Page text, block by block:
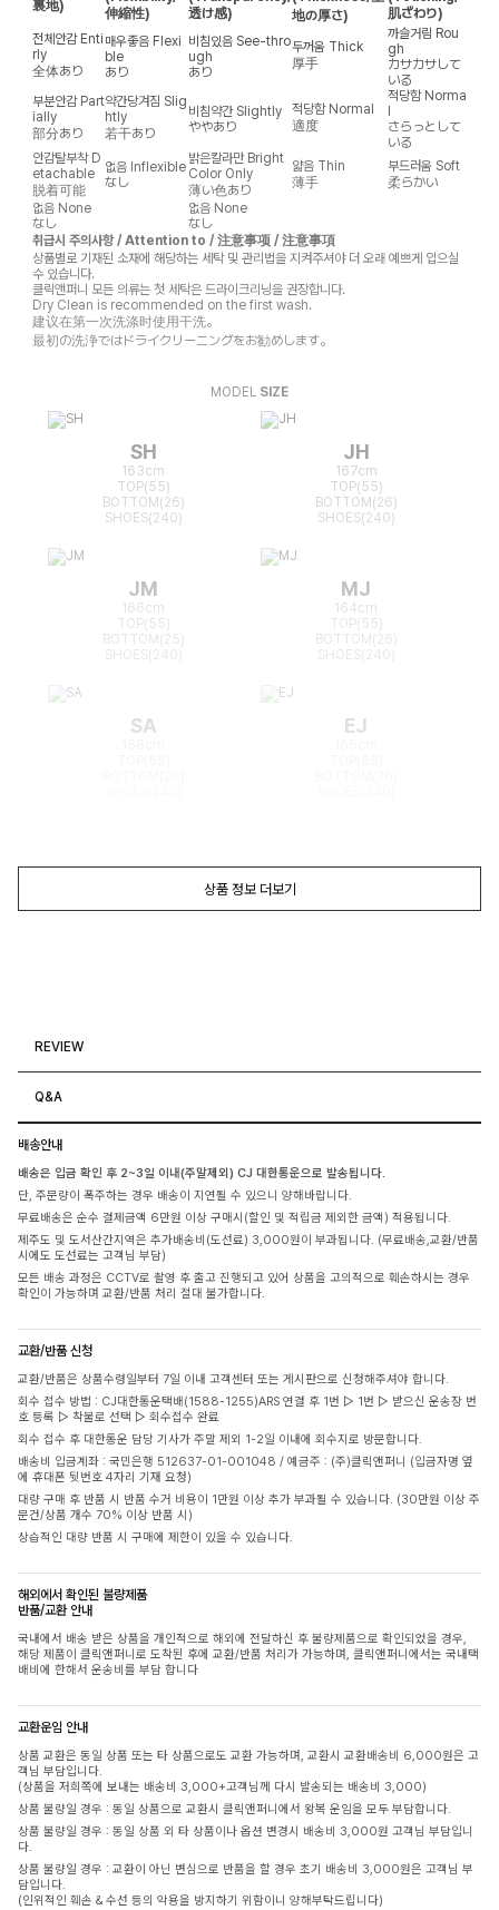
裏地)
伸縮性)
透け感)
地の厚さ)
肌ざわり)
전체안감 Enti
rly
全体あり
매우좋음 Flexi
ble
あり
비침있음 See-thro
ugh
あり
두꺼움 Thick
厚手
까슬거림 Rou
gh
カサカサして
いる
부분안감 Part
ially
部分あり
약간당겨짐 Slig
htly
若干あり
비침약간 Slightly
ややあり
적당함 Normal
適度
적당함 Norma
さらっとして
いる
안감탈부착 D
etachable
脱着可能
없음 Inflexible
なし
밝은칼라만 Bright
Color Only
薄い色あり
얇음 Thin
薄手
부드러움 Soft
柔らかい
없음 None
なし
없음 None
なし
취급시 주의사항 / Attention to / 注意事项 / 注意事項
상품별로 기재된 소재에 해당하는 세탁 및 관리법을 지켜주셔야 더 오래 예쁘게 입으실
수 있습니다.
클릭앤퍼니 모든 의류는 첫 세탁은 드라이크리닝을 권장합니다.
Dry Clean is recommended on the first wash.
建议在第一次洗涤时使用干洗。
最初の洗浄ではドライクリーニングをお勧めします。
MODEL SIZE
SH
163cm
TOP(55)
BOTTOM(26)
SHOES(240)
JH
167cm
TOP(55)
BOTTOM(26)
SHOES(240)
JM
166cm
TOP(55)
BOTTOM(25)
MJ
164cm
TOP(55)
BOTTOM(26)
SA EJ
상품 정보 더보기
REVIEW
Q&A
배송안내
배송은 입금 확인 후 2~3일 이내(주말제외) CJ 대한통운으로 발송됩니다.
단, 주문량이 폭주하는 경우 배송이 지연될 수 있으니 양해바랍니다.
무료배송은 순수 결제금액 6만원 이상 구매시(할인 및 적립금 제외한 금액) 적용됩니다.
제주도 및 도서산간지역은 추가배송비(도선료) 3,000원이 부과됩니다. (무료배송,교환/반품
시에도 도선료는 고객님 부담)
모든 배송 과정은 CCTV로 촬영 후 출고 진행되고 있어 상품을 고의적으로 훼손하시는 경우
확인이 가능하며 교환/반품 처리 절대 불가합니다.
교환/반품 신청
교환/반품은 상품수령일부터 7일 이내 고객센터 또는 게시판으로 신청해주셔야 합니다.
회수 접수 방법 : CJ대한통운택배(1588-1255)ARS 연결 후 1번 ▷ 1번 ▷ 받으신 운송장 번
호 등록 ▷ 착불로 선택 ▷ 회수접수 완료
회수 접수 후 대한통운 담당 기사가 주말 제외 1-2일 이내에 회수지로 방문합니다.
배송비 입금계좌 : 국민은행 512637-01-001048 / 예금주 : (주)클릭앤퍼니 (입금자명 옆
에 휴대폰 뒷번호 4자리 기재 요청)
대량 구매 후 반품 시 반품 수거 비용이 1만원 이상 추가 부과될 수 있습니다. (30만원 이상 주
문건/상품 개수 70% 이상 반품 시)
상습적인 대량 반품 시 구매에 제한이 있을 수 있습니다.
해외에서 확인된 불량제품
반품/교환 안내
국내에서 배송 받은 상품을 개인적으로 해외에 전달하신 후 불량제품으로 확인되었을 경우,
해당 제품이 클릭앤퍼니로 도착된 후에 교환/반품 처리가 가능하며, 클릭앤퍼니에서는 국내택
배비에 한해서 운송비를 부담 합니다
교환운임 안내
상품 교환은 동일 상품 또는 타 상품으로도 교환 가능하며, 교환시 교환배송비 6,000원은 고
객님 부담입니다.
(상품을 저희쪽에 보내는 배송비 3,000+고객님께 다시 발송되는 배송비 3,000)
상품 불량일 경우 : 동일 상품으로 교환시 클릭앤퍼니에서 왕복 운임을 모두 부담합니다.
상품 불량일 경우 : 동일 상품 외 타 상품이나 옵션 변경시 배송비 3,000원 고객님 부담입니
다.
상품 불량일 경우 : 교환이 아닌 변심으로 반품을 할 경우 초기 배송비 3,000원은 고객님 부
담입니다.
(인위적인 훼손 & 수선 등의 악용을 방지하기 위함이니 양해부탁드립니다)